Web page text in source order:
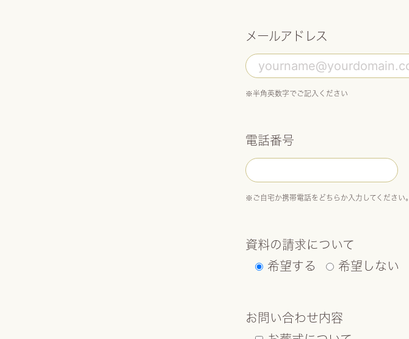
メールアドレス
半角英数字でご記入ください
電話番号
ご自宅か携帯電話をどちらか入力してください。
資料の請求について
希望する
希望しない
お問い合わせ内容